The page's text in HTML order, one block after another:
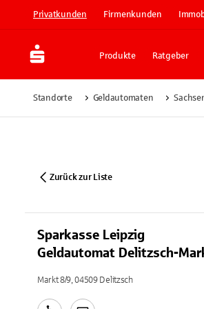
Privatkunden Firmenkunden
Produkte Ratgeber
Standorte Geldautomaten
Zurück zur Liste
Sparkasse Leipzig
Geldautomat Delitzsch-
Markt 8/9, 04509 Delitzsch